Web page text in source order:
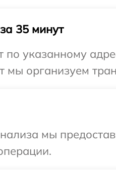
35 минут
указанному
мы организуем
мы